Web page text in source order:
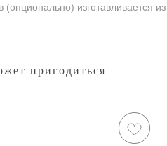
(опционально) изготавливается
пригодиться